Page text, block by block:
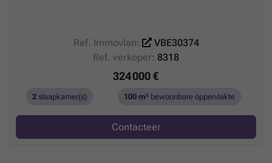
Ref. Immovlan:
VBE30374
Ref. verkoper: 8318
324 000 €
2slaapkamer(s) 100 m² bewoonbare oppervlakte
Contacteer